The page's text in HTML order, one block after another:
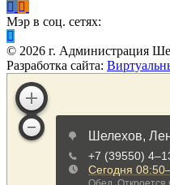
Мэр в соц. сетях:
© 2026 г. Администрация
Разработка сайта: